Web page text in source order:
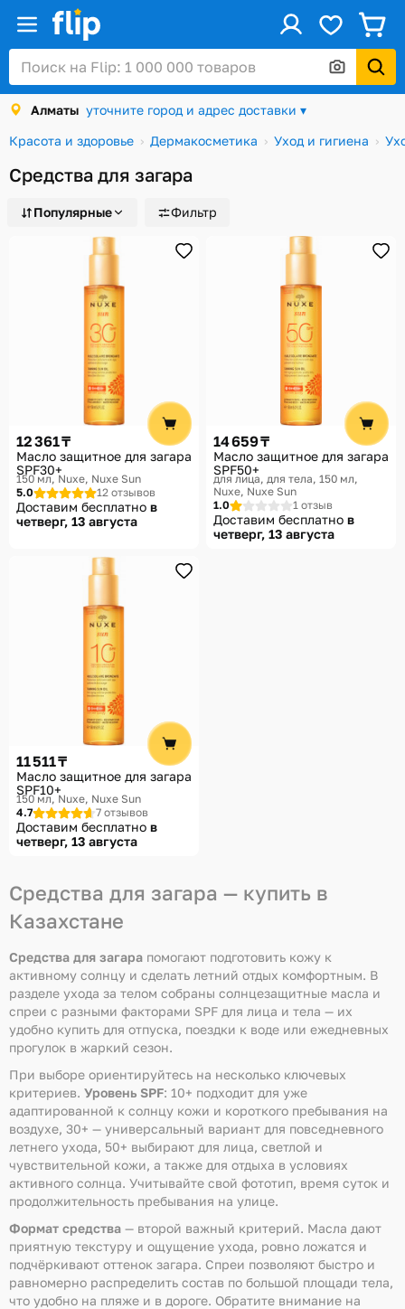
Алматы уточните город и адрес доставки ▾
Красота и здоровье
Дермакосметика Уход и гигиена
Средства для загара
Популярные Фильтр
12 361 ₸
Масло защитное для загара
SPF30+
150 мл Nuxe, Nuxe Sun
5.0
12 отзывов
Доставим бесплатно в
четверг, 13 августа
14 659 ₸
Масло защитное для загара
SPF50+
для лица, для тела, 150 мл
Nuxe, Nuxe Sun
1.0
1 отзыв
Доставим бесплатно в
четверг, 13 августа
11 511 ₸
Масло защитное для загара
SPF10+
150 мл Nuxe, Nuxe Sun
4.7
7 отзывов
Доставим бесплатно в
четверг, 13 августа
Средства для загара — купить в
Казахстане
Средства для загара помогают подготовить кожу к
активному солнцу и сделать летний отдых комфортным. В
разделе ухода за телом собраны солнцезащитные масла и
спреи с разными факторами SPF для лица и тела — их
удобно купить для отпуска, поездки к воде или ежедневных
прогулок в жаркий сезон.
При выборе ориентируйтесь на несколько ключевых
критериев. Уровень SPF: 10+ подходит для уже
адаптированной к солнцу кожи и короткого пребывания на
воздухе, 30+ — универсальный вариант для повседневного
летнего ухода, 50+ выбирают для лица, светлой и
чувствительной кожи, а также для отдыха в условиях
активного солнца. Учитывайте свой фототип, время суток и
продолжительность пребывания на улице.
Формат средства — второй важный критерий. Масла дают
приятную текстуру и ощущение ухода, ровно ложатся и
подчёркивают оттенок загара. Спреи позволяют быстро и
равномерно распределить состав по большой площади тела,
что удобно на пляже и в дороге. Обратите внимание на
Войти / Регистрация
Каталог
Скидки и акции
Подарочные карты
Заказы
Избранное
История просмотров
Способы доставки
Способы оплаты